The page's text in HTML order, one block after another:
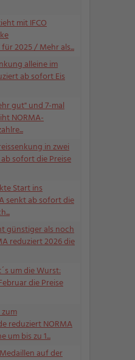
mit IFCO
2025 / Mehr als...
alleine im
ab sofort Eis
gut" und 7-mal
NORMA-
in zwei
sofort die Preise
Start ins
senkt ab sofort die
günstiger als noch
reduziert 2026 die
um die Wurst:
die Preise
reduziert NORMA
um bis zu 1...
auf der